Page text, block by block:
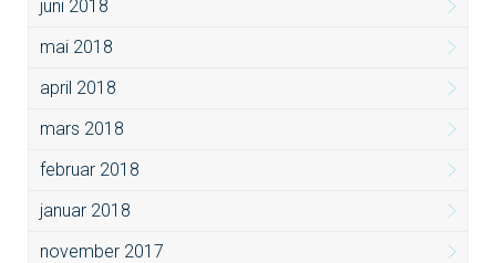
juni 2018
mai 2018
april 2018
mars 2018
februar 2018
januar 2018
november 2017